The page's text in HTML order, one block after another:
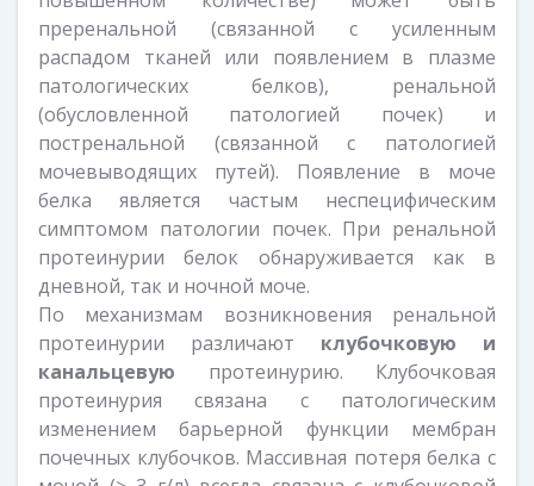
преренальной (связанной с усиленным
распадом тканей или появлением в плазме
патологических белков), ренальной
(обусловленной патологией почек) и
постренальной (связанной с патологией
мочевыводящих путей). Появление в моче
белка является частым неспецифическим
симптомом патологии почек. При ренальной
протеинурии белок обнаруживается как в
дневной, так и ночной моче.
По механизмам возникновения ренальной
протеинурии различают клубочковую и
канальцевую протеинурию. Клубочковая
протеинурия связана с патологическим
изменением барьерной функции мембран
почечных клубочков. Массивная потеря белка с